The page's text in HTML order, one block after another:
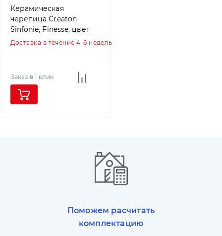
Керамическая
черепица Creaton
Sinfonie, Finesse, цвет
Винно-красный
Доставка в течение 4-6 недель
Заказ в 1 клик
Поможем расчитать
комплектацию